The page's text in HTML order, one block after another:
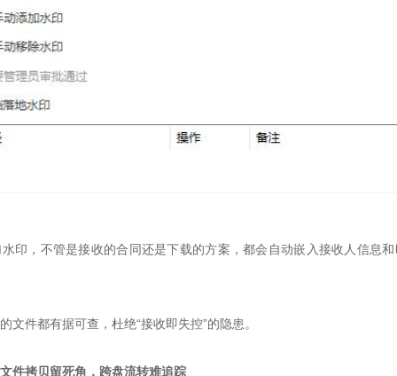
印，不管是接收的合同还是下载的方案，都会自动嵌入接收人信息
文件都有据可查，杜绝“接收即失控”的隐患。
件拷贝留死角，跨盘流转难追踪